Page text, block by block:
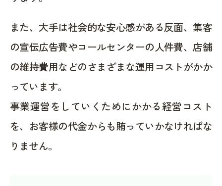
また、大手は社会的な安心感がある反面、集客
の宣伝広告費やコールセンターの人件費、店舗
の維持費用などのさまざまな運用コストがかか
っています。
事業運営をしていくためにかかる経営コスト
を、お客様の代金からも賄っていかなければな
りません。